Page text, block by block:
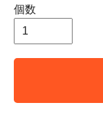
個数